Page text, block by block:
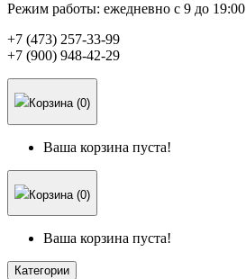
Режим работы: ежедневно с 9 до 19:00
+7 (473) 257-33-99
+7 (900) 948-42-29
Корзина (0)
Ваша корзина пуста!
Корзина (0)
Ваша корзина пуста!
Категории